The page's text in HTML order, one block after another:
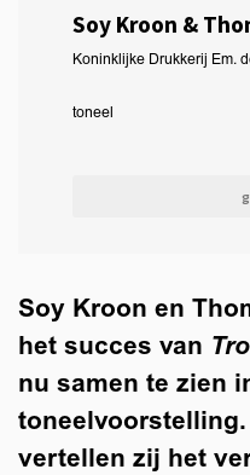
Soy Kroon &
Koninklijke Drukkerij Em.
toneel
Soy Kroon en
het succes van
nu samen te zien
vertellen zij het